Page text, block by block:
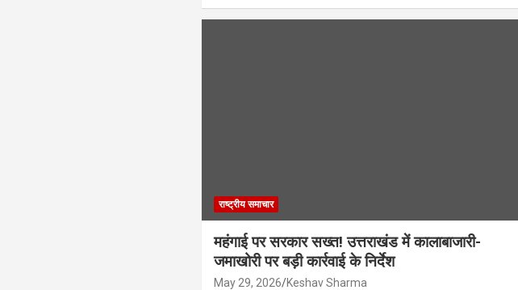
राष्ट्रीय समाचार
महंगाई पर सरकार सख्त! उत्तराखंड में कालाबाजारी-
जमाखोरी पर बड़ी कार्रवाई के निर्देश
May 29, 2026 Keshav Sharma